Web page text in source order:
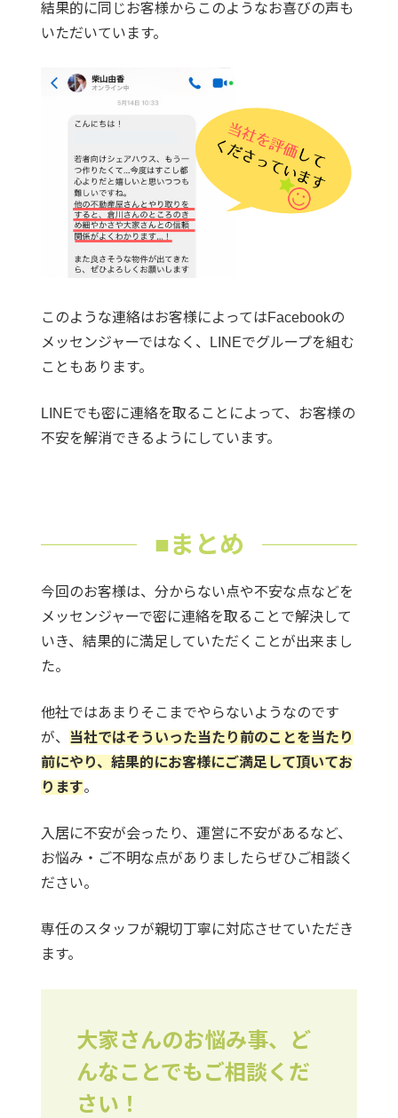
結果的に同じお客様からこのようなお喜びの声も
いただいています。
このような連絡はお客様によってはFacebookの
メッセンジャーではなく、LINEでグループを組む
こともあります。
LINEでも密に連絡を取ることによって、お客様の
不安を解消できるようにしています。
■まとめ
今回のお客様は、分からない点や不安な点などを
メッセンジャーで密に連絡を取ることで解決して
いき、結果的に満足していただくことが出来まし
た。
他社ではあまりそこまでやらないようなのです
が、 当社ではそういった当たり前のことを当たり
前にやり、結果的にお客様にご満足して頂いてお
ります。
入居に不安が会ったり、運営に不安があるなど、
お悩み・ご不明な点がありましたらぜひご相談く
ださい。
専任のスタッフが親切丁寧に対応させていただき
ます。
大家さんのお悩み事、ど
んなことでもご相談くだ
さい！